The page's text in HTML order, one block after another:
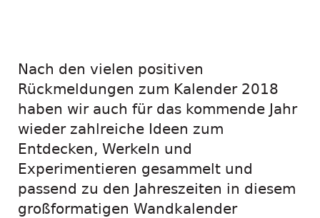
Nach den vielen positiven
Rückmeldungen zum Kalender 2018
haben wir auch für das kommende Jahr
wieder zahlreiche Ideen zum
Entdecken, Werkeln und
Experimentieren gesammelt und
passend zu den Jahreszeiten in diesem
großformatigen Wandkalender